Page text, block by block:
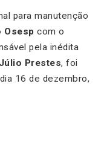
para manutenção
Osesp com o
pela inédita
Prestes, foi
16 de dezembro,